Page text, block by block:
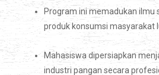
Program ini memadukan
produk konsumsi masyarakat
Mahasiswa dipersiapkan
industri pangan secara